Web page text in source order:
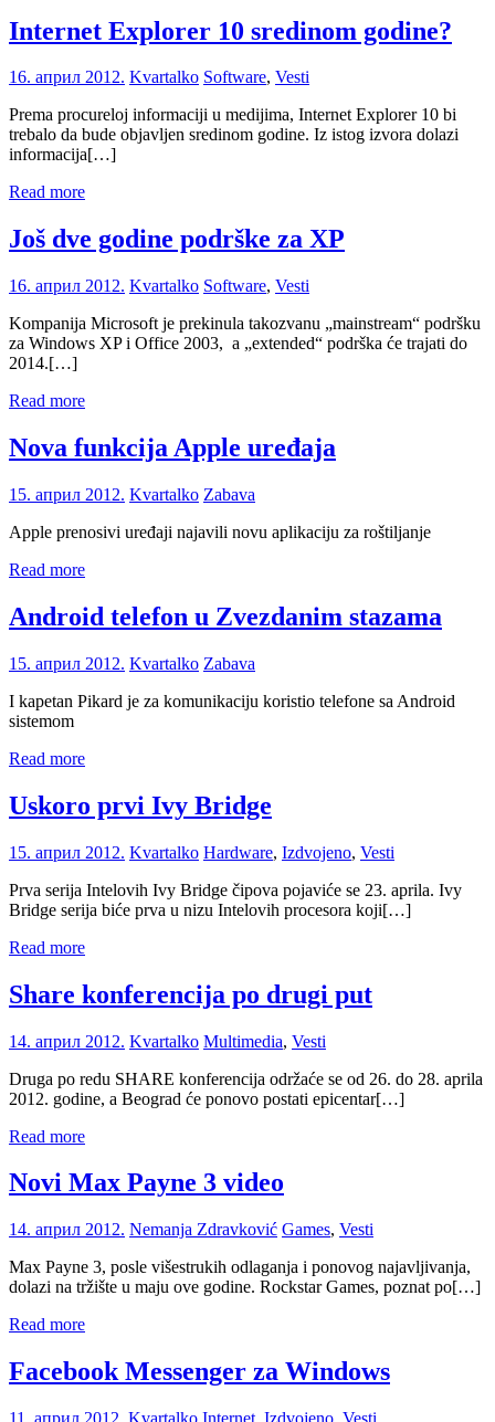
Internet Explorer 10 sredinom godine?
16. април 2012. Kvartalko Software, Vesti
Prema procureloj informaciji u medijima, Internet Explorer 10 bi
trebalo da bude objavljen sredinom godine. Iz istog izvora dolazi
informacija[…]
Read more
Još dve godine podrške za XP
16. април 2012. Kvartalko Software, Vesti
Kompanija Microsoft je prekinula takozvanu „mainstream“ podršku
za Windows XP i Office 2003, a „extended“ podrška će trajati do
2014.[…]
Read more
Nova funkcija Apple uređaja
15. април 2012. Kvartalko Zabava
Apple prenosivi uređaji najavili novu aplikaciju za roštiljanje
Read more
Android telefon u Zvezdanim stazama
15. април 2012. Kvartalko Zabava
I kapetan Pikard je za komunikaciju koristio telefone sa Android
sistemom
Read more
Uskoro prvi Ivy Bridge
15. април 2012. Kvartalko Hardware, Izdvojeno, Vesti
Prva serija Intelovih Ivy Bridge čipova pojaviće se 23. aprila. Ivy
Bridge serija biće prva u nizu Intelovih procesora koji[…]
Read more
Share konferencija po drugi put
14. април 2012. Kvartalko Multimedia, Vesti
Druga po redu SHARE konferencija održaće se od 26. do 28. aprila
2012. godine, a Beograd će ponovo postati epicentar[…]
Read more
Novi Max Payne 3 video
14. април 2012. Nemanja Zdravković Games, Vesti
Max Payne 3, posle višestrukih odlaganja i ponovog najavljivanja,
dolazi na tržište u maju ove godine. Rockstar Games, poznat po[…]
Read more
Facebook Messenger za Windows